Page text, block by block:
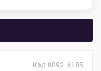
Код 0092-6185